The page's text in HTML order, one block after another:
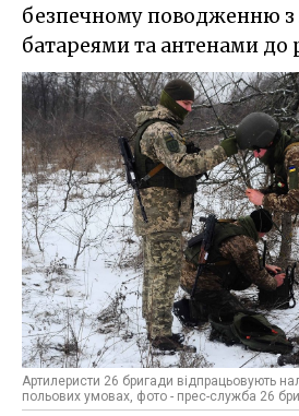
безпечному поводженню з
батареями та антенами до
Артилеристи 26 бригади відпрацьовують
польових умовах, фото - прес-служба 26